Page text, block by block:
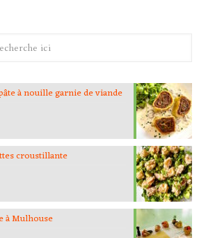
à nouille garnie de viande
croustillante
à Mulhouse